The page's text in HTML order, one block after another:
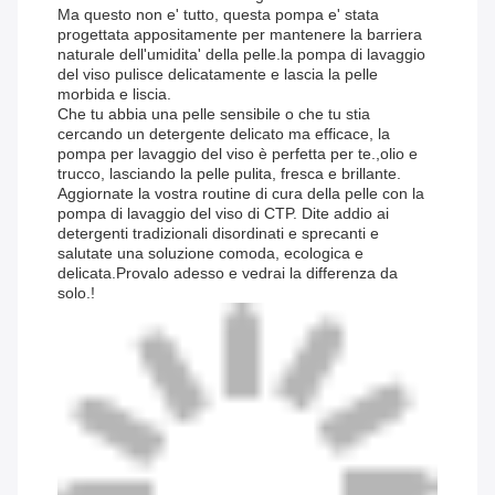
Ma questo non e' tutto, questa pompa e' stata
progettata appositamente per mantenere la barriera
naturale dell'umidita' della pelle.la pompa di lavaggio
del viso pulisce delicatamente e lascia la pelle
morbida e liscia.
Che tu abbia una pelle sensibile o che tu stia
cercando un detergente delicato ma efficace, la
pompa per lavaggio del viso è perfetta per te.,olio e
trucco, lasciando la pelle pulita, fresca e brillante.
Aggiornate la vostra routine di cura della pelle con la
pompa di lavaggio del viso di CTP. Dite addio ai
detergenti tradizionali disordinati e sprecanti e
salutate una soluzione comoda, ecologica e
delicata.Provalo adesso e vedrai la differenza da
solo.!